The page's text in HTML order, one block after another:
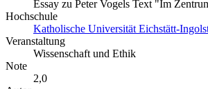
Essay zu Peter Vogels Text "Im
Hochschule
Katholische Universität Eichstätt-
Veranstaltung
Wissenschaft und Ethik
Note
2,0